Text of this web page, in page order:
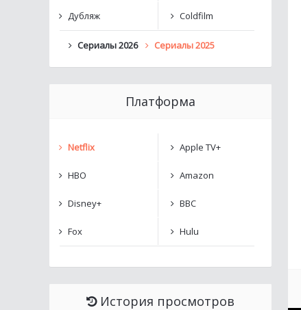
Дубляж Coldfilm
Сериалы 2026 Сериалы 2025
Платформа
Netflix Apple TV+
HBO Amazon
Disney+ BBC
Fox Hulu
История просмотров